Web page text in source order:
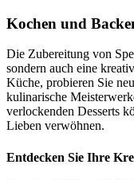
Kochen und
Die Zubereitung von
sondern auch eine
Küche, probieren Sie
kulinarische
verlockenden Desserts
Lieben verwöhnen.
Entdecken Sie Ihre